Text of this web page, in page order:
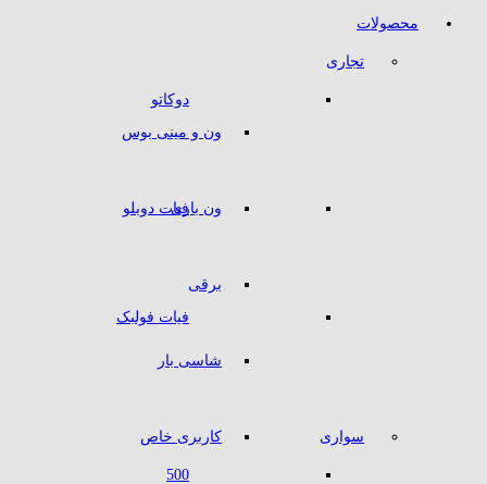
محصولات
تجاری
دوکاتو
ون و مینی بوس
ون باری
برقی
شاسی بار
کاربری خاص
فیات دوبلو
فیات فولبک
سواری
500